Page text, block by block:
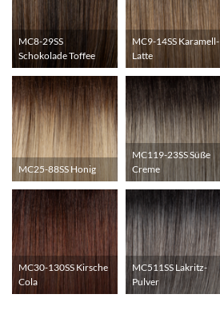
MC8-29SS
Schokolade Toffee
MC9-14SS Karamell-
Latte
MC25-88SS Honig
MC119-23SS Süße
Creme
MC30-130SS Kirsche
Cola
MC511SS Lakritz-
Pulver